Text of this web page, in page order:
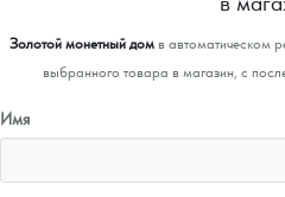
Золотой монетный домв автоматическом
выбранного товара в магазин, с
Имя